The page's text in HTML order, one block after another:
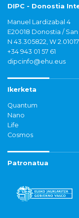
DIPC - Donostia
Manuel Lardizabal 4
E20018 Donostia /
N 43.305822, W
+34 943 01 57 61
dipcinfo@ehu.eus
Ikerketa
Quantum
Nano
Life
Cosmos
Patronatua